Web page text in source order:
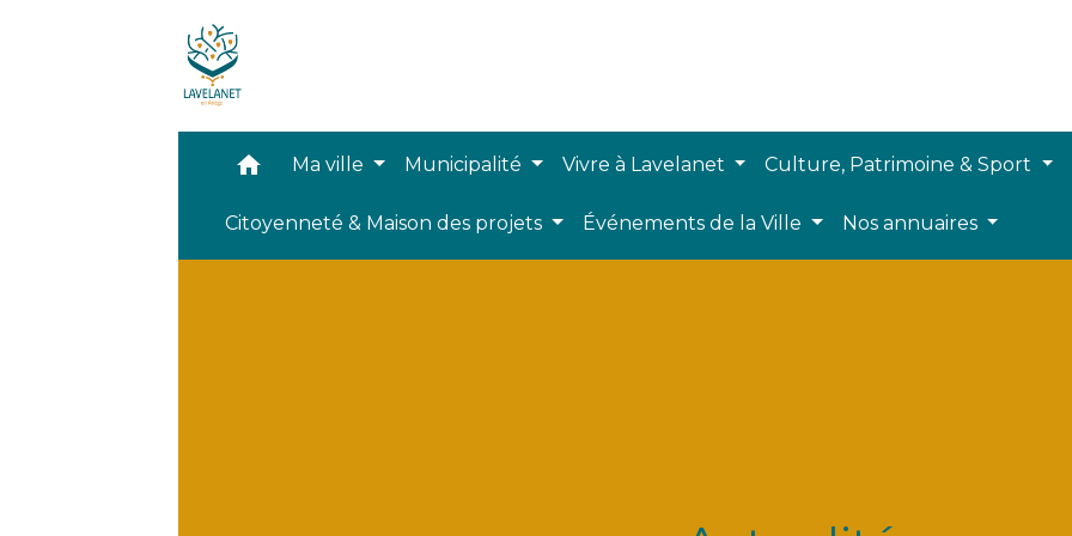
home Ma ville Municipalité Vivre à Lavelanet Culture, Patrimoine & Sport
Citoyenneté & Maison des projets Événements de la Ville Nos annuaires